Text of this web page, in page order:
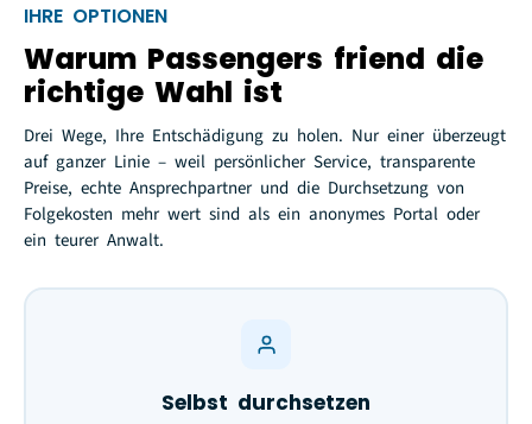
IHRE OPTIONEN
Warum Passengers friend die
richtige Wahl ist
Drei Wege, Ihre Entschädigung zu holen. Nur einer überzeugt
auf ganzer Linie – weil persönlicher Service, transparente
Preise, echte Ansprechpartner und die Durchsetzung von
Folgekosten mehr wert sind als ein anonymes Portal oder
ein teurer Anwalt.
Selbst durchsetzen